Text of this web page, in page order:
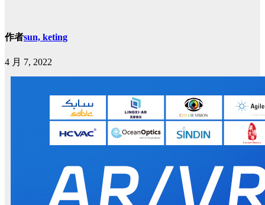
作者sun, keting
4 月 7, 2022